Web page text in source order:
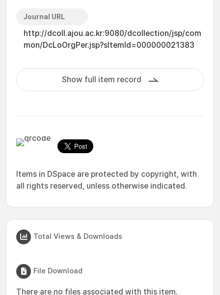
Journal URL
http://dcoll.ajou.ac.kr:9080/dcollection/jsp/com
mon/DcLoOrgPer.jsp?sItemId=000000021383
Show full item record
Items in DSpace are protected by copyright, with
all rights reserved, unless otherwise indicated.
Total Views & Downloads
File Download
There are no files associated with this item.